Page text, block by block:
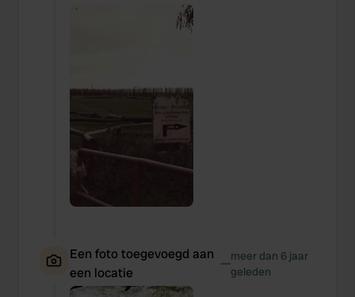
Een foto toegevoegd aan
een locatie
—meer dan 6 jaar
geleden